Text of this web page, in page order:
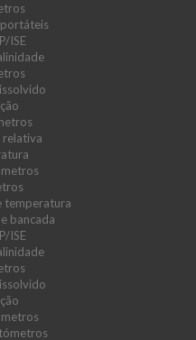
ISE
relativa
temperatura
bancada
ISE